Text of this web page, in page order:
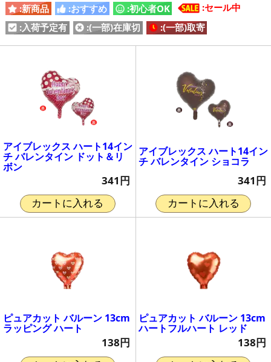
:新商品 :おすすめ :初心者OK
:セール中
:入荷予定有
:(一部)在庫切 :(一部)取寄
アイブレックス ハート14イン
チ バレンタイン ドット＆リ
ボン
341円
カートに入れる
アイブレックス ハート14イン
チ バレンタイン ショコラ
341円
カートに入れる
ピュアカット バルーン 13cm
ラッピング ハート
138円
ピュアカット バルーン 13cm
ハートフルハート レッド
138円